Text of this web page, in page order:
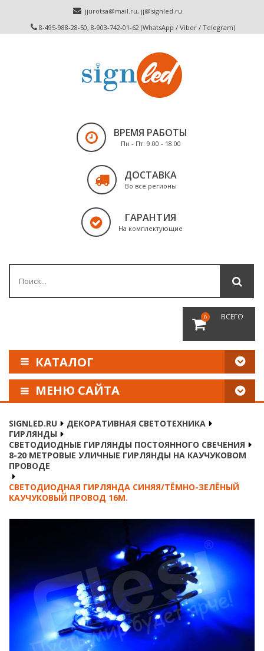
jjurotsa@mail.ru, jj@signled.ru
8-495-988-28-50, 8-903-742-01-62 (WhatsApp / Viber / Telegram)
ВРЕМЯ РАБОТЫ
Пн - Пт: 9.00 - 18.00
ДОСТАВКА
Во все регионы
ГАРАНТИЯ
На комплектующие
0 ВСЕГО
КАТАЛОГ
МЕНЮ САЙТА
ОПЛАТА И ДОСТАВКА
НАШИ РЕКВИЗИТЫ
SIGNLED.RU
ДЕКОРАТИВНАЯ СВЕТОТЕХНИКА
ГИРЛЯНДЫ
СВЕТОДИОДНЫЕ ГИРЛЯНДЫ ПОСТОЯННОГО СВЕЧЕНИЯ
8-20 МЕТРОВЫЕ УЛИЧНЫЕ ГИРЛЯНДЫ НА КАУЧУКОВОМ
ПРОВОДЕ
СВЕТОДИОДНАЯ ГИРЛЯНДА СИНЯЯ/ТЁМНО-ЗЕЛЁНЫЙ
КАУЧУКОВЫЙ ПРОВОД 16М.